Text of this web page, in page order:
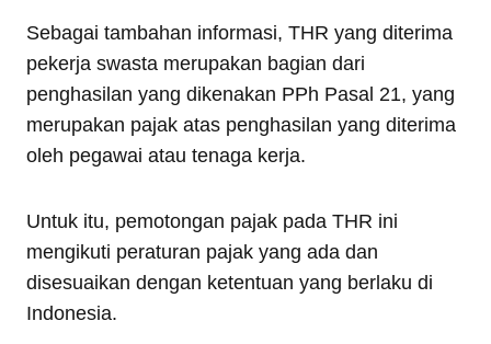
Sebagai tambahan informasi, THR yang diterima
pekerja swasta merupakan bagian dari
penghasilan yang dikenakan PPh Pasal 21, yang
merupakan pajak atas penghasilan yang diterima
oleh pegawai atau tenaga kerja.
Untuk itu, pemotongan pajak pada THR ini
mengikuti peraturan pajak yang ada dan
disesuaikan dengan ketentuan yang berlaku di
Indonesia.